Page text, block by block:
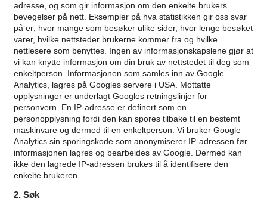
adresse, og som gir informasjon om den enkelte brukers
bevegelser på nett. Eksempler på hva statistikken gir oss svar
på er; hvor mange som besøker ulike sider, hvor lenge besøket
varer, hvilke nettsteder brukerne kommer fra og hvilke
nettlesere som benyttes. Ingen av informasjonskapslene gjør at
vi kan knytte informasjon om din bruk av nettstedet til deg som
enkeltperson. Informasjonen som samles inn av Google
Analytics, lagres på Googles servere i USA. Mottatte
opplysninger er underlagt Googles retningslinjer for
personvern. En IP-adresse er definert som en
personopplysning fordi den kan spores tilbake til en bestemt
maskinvare og dermed til en enkeltperson. Vi bruker Google
Analytics sin sporingskode som anonymiserer IP-adressen før
informasjonen lagres og bearbeides av Google. Dermed kan
ikke den lagrede IP-adressen brukes til å identifisere den
enkelte brukeren.
2. Søk